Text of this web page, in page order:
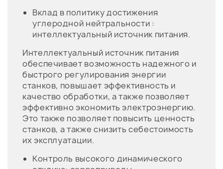
Вклад в политику достижения
углеродной нейтральности :
интеллектуальный источник питания.
Интеллектуальный источник питания
обеспечивает возможность надежного и
быстрого регулирования энергии
станков, повышает эффективность и
качество обработки, а также позволяет
эффективно экономить электроэнергию.
Это также позволяет повысить ценность
станков, а также снизить себестоимость
их эксплуатации.
Контроль высокого динамического